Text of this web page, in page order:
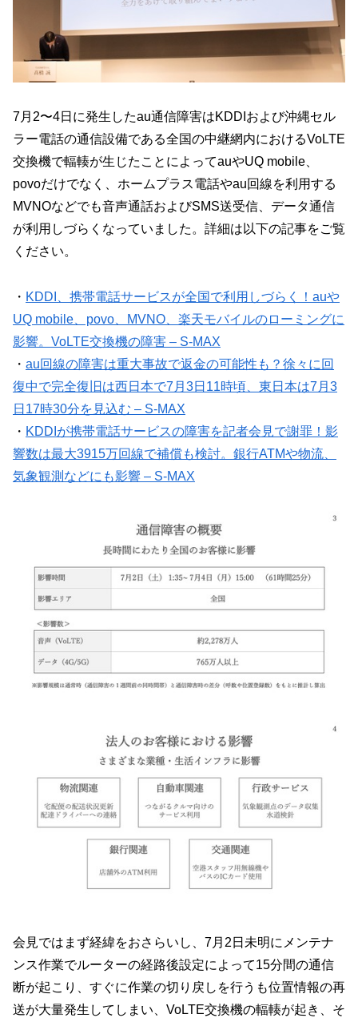
7月2〜4日に発生したau通信障害はKDDIおよび沖縄セル
ラー電話の通信設備である全国の中継網内におけるVoLTE
交換機で輻輳が生じたことによってauやUQ mobile、
povoだけでなく、ホームプラス電話やau回線を利用する
MVNOなどでも音声通話およびSMS送受信、データ通信
が利用しづらくなっていました。詳細は以下の記事をご覧
ください。
・ KDDI、携帯電話サービスが全国で利用しづらく！auや
UQ mobile、povo、MVNO、楽天モバイルのローミングに
影響。VoLTE交換機の障害 – S-MAX
・ au回線の障害は重大事故で返金の可能性も？徐々に回
復中で完全復旧は西日本で7月3日11時頃、東日本は7月3
日17時30分を見込む – S-MAX
・ KDDIが携帯電話サービスの障害を記者会見で謝罪！影
響数は最大3915万回線で補償も検討。銀行ATMや物流、
気象観測などにも影響 – S-MAX
会見ではまず経緯をおさらいし、7月2日未明にメンテナ
ンス作業でルーターの経路後設定によって15分間の通信
断が起こり、すぐに作業の切り戻しを行うも位置情報の再
送が大量発生してしまい、VoLTE交換機の輻輳が起き、そ